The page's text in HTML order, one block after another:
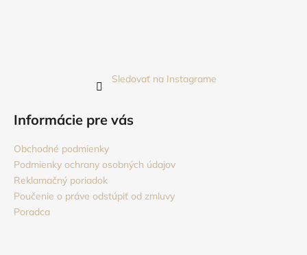
Sledovať na Instagrame
Informácie pre vás
Obchodné podmienky
Podmienky ochrany osobných údajov
Reklamačný poriadok
Poučenie o práve odstúpiť od zmluvy
Poradca